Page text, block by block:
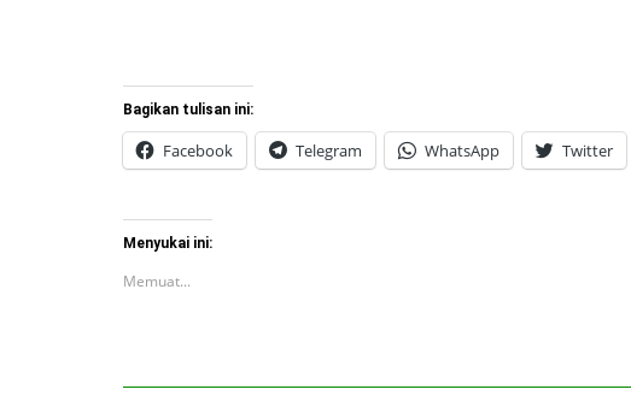
Bagikan tulisan ini:
Facebook Telegram WhatsApp Twitter
Menyukai ini:
Memuat...